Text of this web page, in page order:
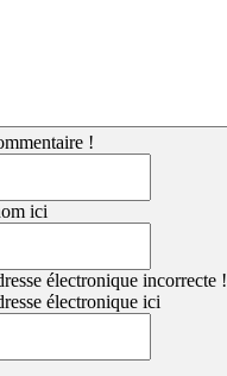
!
ici
:
électronique incorrecte !
électronique ici
: